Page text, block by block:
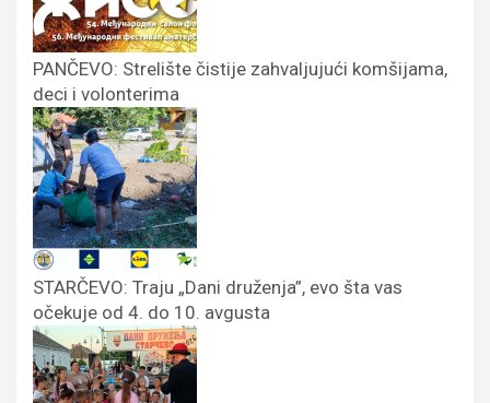
PANČEVO: Strelište čistije zahvaljujući komšijama,
deci i volonterima
STARČEVO: Traju „Dani druženja”, evo šta vas
očekuje od 4. do 10. avgusta